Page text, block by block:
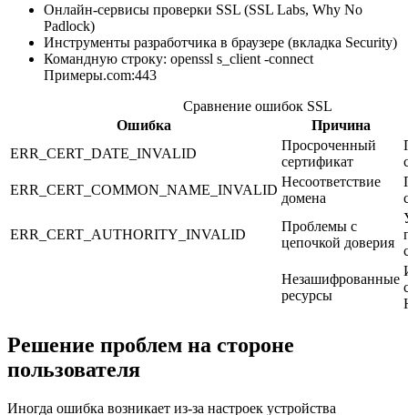
Онлайн-сервисы проверки SSL (SSL Labs, Why No
Padlock)
Инструменты разработчика в браузере (вкладка Security)
Командную строку: openssl s_client -connect
Примеры.com:443
Сравнение ошибок SSL
Ошибка
Причина
ERR_CERT_DATE_INVALID
Просроченный
сертификат
ERR_CERT_COMMON_NAME_INVALID
Несоответствие
домена
ERR_CERT_AUTHORITY_INVALID
Проблемы с
цепочкой доверия
Незашифрованные
ресурсы
Решение проблем на стороне
пользователя
Иногда ошибка возникает из-за настроек устройства